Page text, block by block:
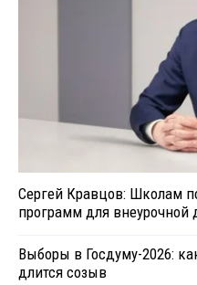
Сергей Кравцов: Школам
программ для внеурочной
Выборы в Госдуму-2026:
длится созыв